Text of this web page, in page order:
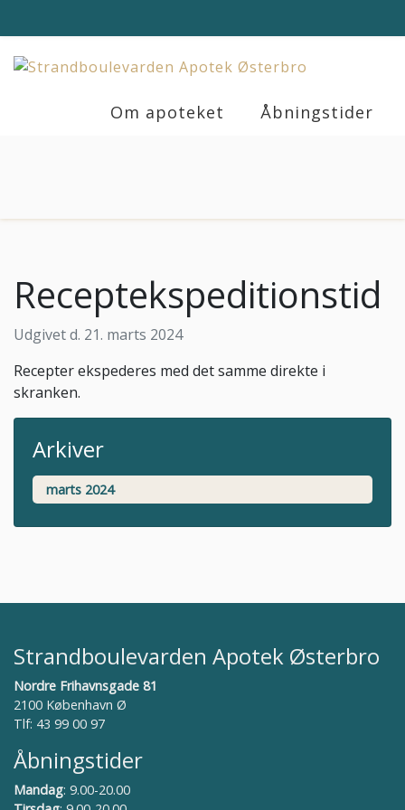
Medicintilskud
Om apoteket Åbningstider
Receptekspeditionstid
Udgivet d. 21. marts 2024
Recepter ekspederes med det samme direkte i
skranken.
Arkiver
marts 2024
Strandboulevarden Apotek Østerbro
Nordre Frihavnsgade 81
2100 København Ø
Tlf: 43 99 00 97
Åbningstider
Mandag: 9.00-20.00